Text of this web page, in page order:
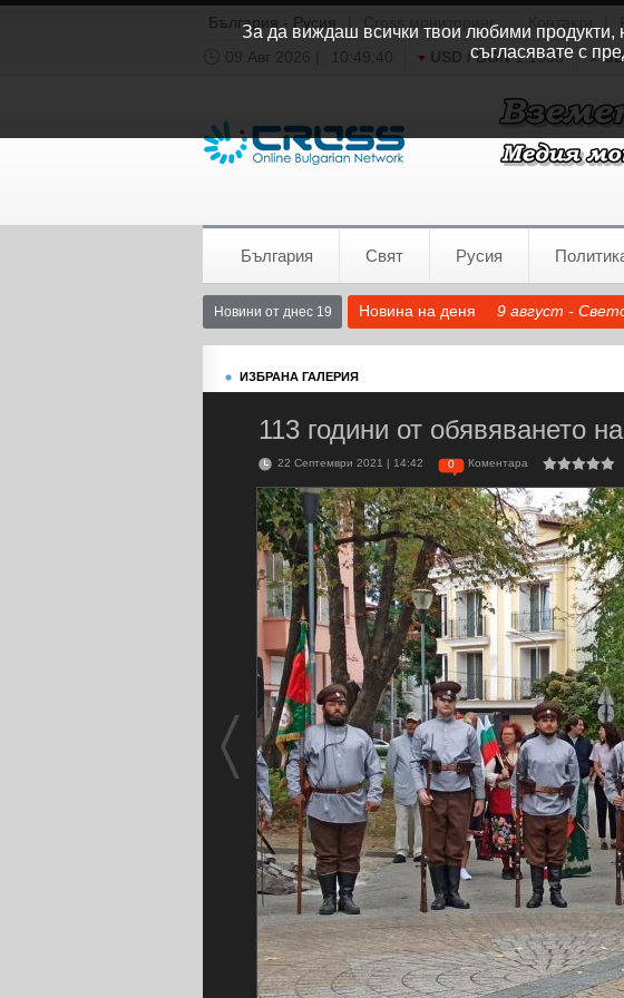
България - Русия Cross мониторинг
09 Авг 2026 |
10:49:40 USD / BGN1.1535
България Свят Русия
Новини от днес 19 Новина на деня 9 август -
ИЗБРАНА ГАЛЕРИЯ
113 години от обявяването
22 Септември 2021 | 14:42 0 Коментара
За да виждаш всички твои любими продукти,
съгласявате с